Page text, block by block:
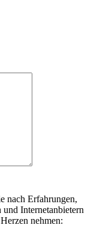
nach Erfahrungen,
Internetanbietern
nehmen: